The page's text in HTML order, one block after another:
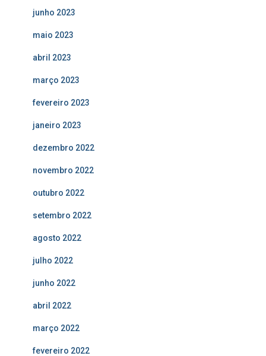
junho 2023
maio 2023
abril 2023
março 2023
fevereiro 2023
janeiro 2023
dezembro 2022
novembro 2022
outubro 2022
setembro 2022
agosto 2022
julho 2022
junho 2022
abril 2022
março 2022
fevereiro 2022